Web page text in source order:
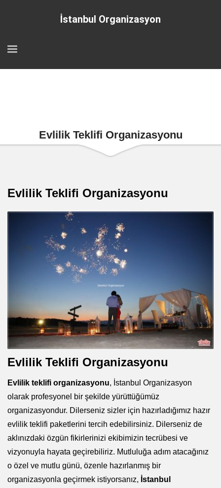
İstanbul Organizasyon
Evlilik Teklifi Organizasyonu
Evlilik Teklifi Organizasyonu
Evlilik Teklifi Organizasyonu
Evlilik teklifi organizasyonu, İstanbul Organizasyon
olarak profesyonel bir şekilde yürüttüğümüz
organizasyondur. Dilerseniz sizler için hazırladığımız hazır
evlilik teklifi paketlerini tercih edebilirsiniz. Dilerseniz de
aklınızdaki özgün fikirlerinizi ekibimizin tecrübesi ve
vizyonuyla hayata geçirebiliriz. Mutluluğa adım atacağınız
o özel ve mutlu günü, özenle hazırlanmış bir
organizasyonla geçirmek istiyorsanız, İstanbul